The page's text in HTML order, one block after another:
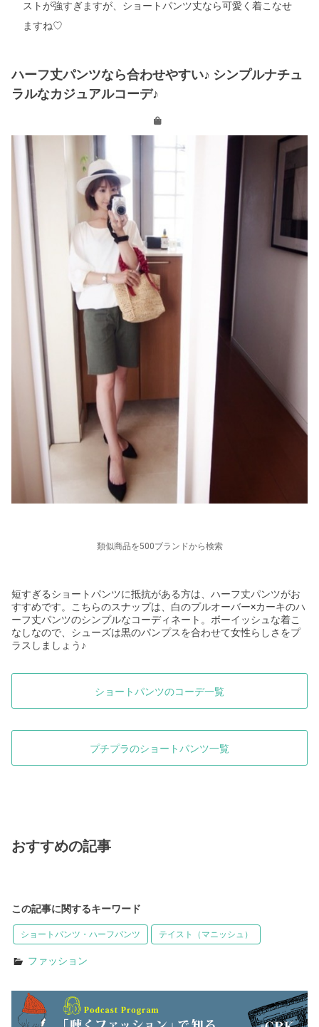
ストが強すぎますが、ショートパンツ丈なら可愛く着こなせ
ますね♡
ハーフ丈パンツなら合わせやすい♪ シンプルナチュ
ラルなカジュアルコーデ♪
類似商品を500ブランドから検索
短すぎるショートパンツに抵抗がある方は、ハーフ丈パンツがお
すすめです。こちらのスナップは、白のプルオーバー×カーキのハ
ーフ丈パンツのシンプルなコーディネート。ボーイッシュな着こ
なしなので、シューズは黒のパンプスを合わせて女性らしさをプ
ラスしましょう♪
ショートパンツのコーデ一覧
プチプラのショートパンツ一覧
おすすめの記事
この記事に関するキーワード
ショートパンツ・ハーフパンツ テイスト（マニッシュ）
ファッション